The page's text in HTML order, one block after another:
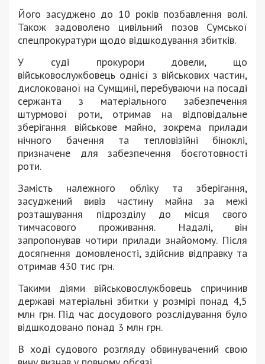
Його засуджено до 10 років позбавлення волі.
Також задоволено цивільний позов Сумської
спецпрокуратури щодо відшкодування збитків.
У суді прокурори довели, що
військовослужбовець однієї з військових частин,
дислокованої на Сумщині, перебуваючи на посаді
сержанта з матеріального забезпечення
штурмової роти, отримав на відповідальне
зберігання військове майно, зокрема прилади
нічного бачення та тепловізійні біноклі,
призначене для забезпечення боєготовності
роти.
Замість належного обліку та зберігання,
засуджений вивіз частину майна за межі
розташування підрозділу до місця свого
тимчасового проживання. Надалі, він
запропонував чотири прилади знайомому. Після
досягнення домовленості, здійснив відправку та
отримав 430 тис грн.
Такими діями військовослужбовець спричинив
державі матеріальні збитки у розмірі понад 4,5
млн грн. Під час досудового розслідування було
відшкодовано понад 3 млн грн.
В ході судового розгляду обвинувачений свою